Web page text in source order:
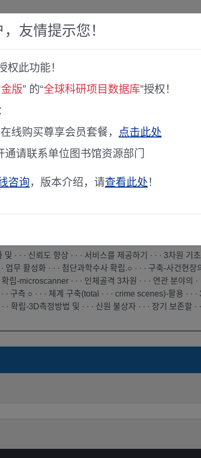
竞赛库
项目主持人 정낙은
研究期限 未知 / 未知
· · · 신뢰도 향상 · · · 서비스를 제공하기 · · · 3차원 기
무 활성화 · · · 첨단과학수사 확립.○ · · · 구축-사건현장
립-microscanner · · · 인체골격 3차원 · · · 연관 분야의 ·
· · 구측 ○ · · · 체계 구축(total · · · crime scenes)-활용
· 확립-3D측정방법 및 · · · 신원 불상자 · · · 장기 보존할
友情提示您！
权此功能！
版” 的“全球科研项目数据库”授权！
线购买尊享会员套餐，
点击此处
通请联系单位图书馆资源部门
咨询，版本介绍，请查看此处 ！